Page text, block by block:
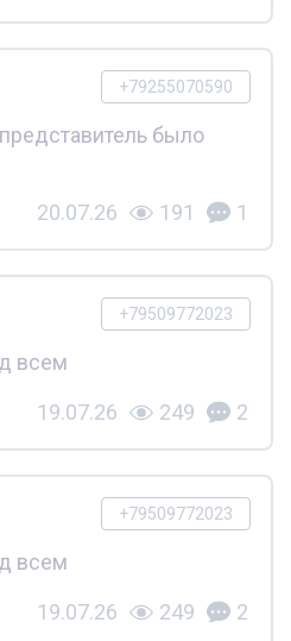
+79255070590
было
20.07.26 191 1
+79509772023
всем
19.07.26 249 2
+79509772023
всем
19.07.26 249 2